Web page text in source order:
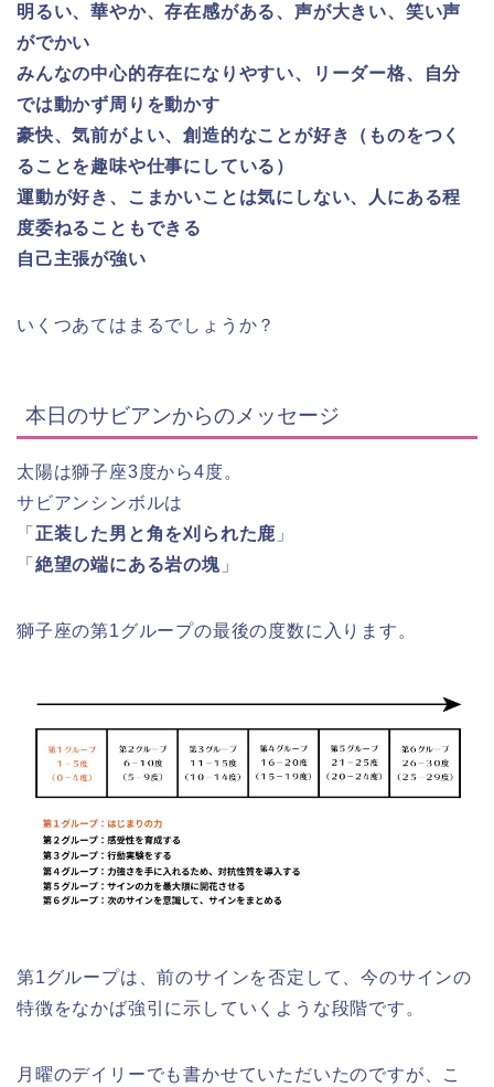
明るい、華やか、存在感がある、声が大きい、笑い声
がでかい
みんなの中心的存在になりやすい、リーダー格、自分
では動かず周りを動かす
豪快、気前がよい、創造的なことが好き（ものをつく
ることを趣味や仕事にしている）
運動が好き、こまかいことは気にしない、人にある程
度委ねることもできる
自己主張が強い
いくつあてはまるでしょうか？
本日のサビアンからのメッセージ
太陽は獅子座3度から4度。
サビアンシンボルは
「 正装した男と角を刈られた鹿 」
「 絶望の端にある岩の塊 」
獅子座の第1グループの最後の度数に入ります。
第1グループは、前のサインを否定して、今のサインの
特徴をなかば強引に示していくような段階です。
月曜のデイリーでも書かせていただいたのですが、こ